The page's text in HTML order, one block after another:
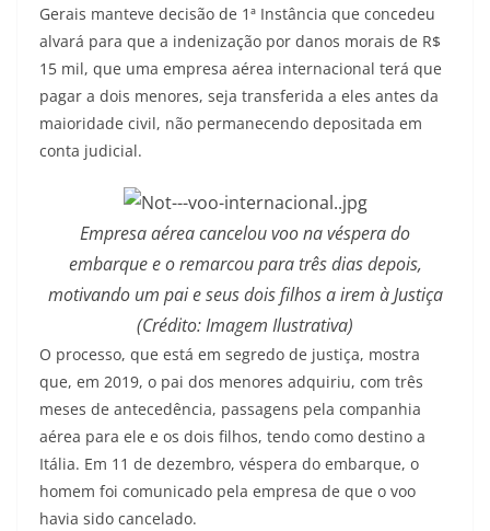
Gerais manteve decisão de 1ª Instância que concedeu
alvará para que a indenização por danos morais de R$
15 mil, que uma empresa aérea internacional terá que
pagar a dois menores, seja transferida a eles antes da
maioridade civil, não permanecendo depositada em
conta judicial.
Empresa aérea cancelou voo na véspera do
embarque e o remarcou para três dias depois,
motivando um pai e seus dois filhos a irem à Justiça
(Crédito: Imagem Ilustrativa)
O processo, que está em segredo de justiça, mostra
que, em 2019, o pai dos menores adquiriu, com três
meses de antecedência, passagens pela companhia
aérea para ele e os dois filhos, tendo como destino a
Itália. Em 11 de dezembro, véspera do embarque, o
homem foi comunicado pela empresa de que o voo
havia sido cancelado.